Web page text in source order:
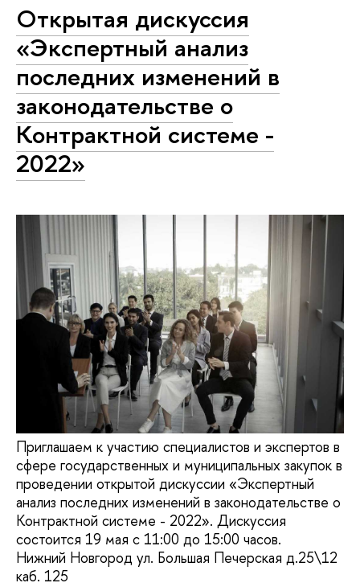
Открытая дискуссия
«Экспертный анализ
последних изменений в
законодательстве о
Контрактной системе -
2022»
Приглашаем к участию специалистов и экспертов в
сфере государственных и муниципальных закупок в
проведении открытой дискуссии «Экспертный
анализ последних изменений в законодательстве о
Контрактной системе - 2022». Дискуссия
состоится 19 мая с 11:00 до 15:00 часов.
Нижний Новгород ул. Большая Печерская д.25\12
каб. 125